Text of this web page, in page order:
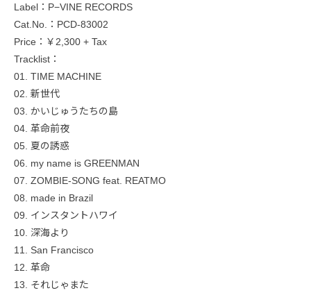
Label：P−VINE RECORDS
Cat.No.：PCD-83002
Price：￥2,300 + Tax
Tracklist：
01. TIME MACHINE
02. 新世代
03. かいじゅうたちの島
04. 革命前夜
05. 夏の誘惑
06. my name is GREENMAN
07. ZOMBIE-SONG feat. REATMO
08. made in Brazil
09. インスタントハワイ
10. 深海より
11. San Francisco
12. 革命
13. それじゃまた